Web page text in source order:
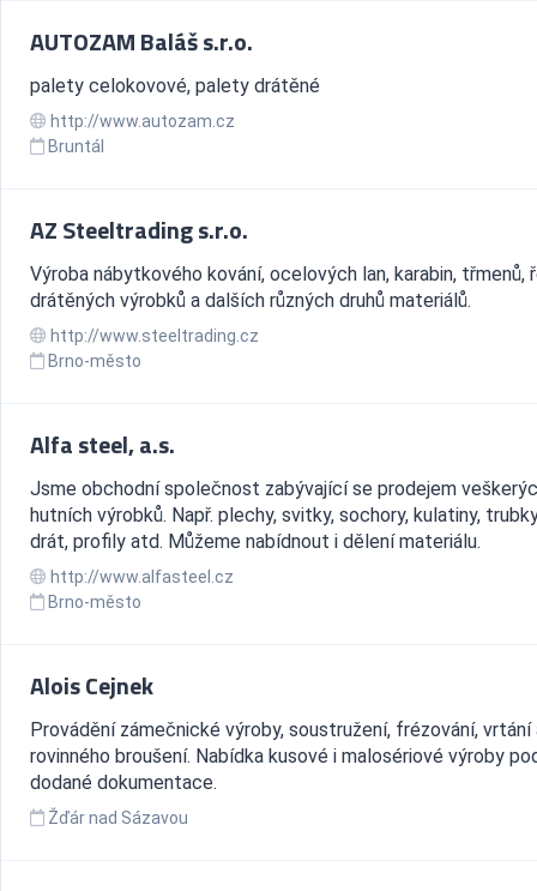
AUTOZAM Baláš s.r.o.
palety celokovové, palety drátěné
http://www.autozam.cz
Bruntál
AZ Steeltrading s.r.o.
Výroba nábytkového kování, ocelových lan, karabin, třmenů,
drátěných výrobků a dalších různých druhů materiálů.
http://www.steeltrading.cz
Brno-město
Alfa steel, a.s.
Jsme obchodní společnost zabývající se prodejem
hutních výrobků. Např. plechy, svitky, sochory, kulatiny,
drát, profily atd. Můžeme nabídnout i dělení materiálu.
http://www.alfasteel.cz
Brno-město
Alois Cejnek
Provádění zámečnické výroby, soustružení, frézování, vrtání
rovinného broušení. Nabídka kusové i malosériové výroby
dodané dokumentace.
Žďár nad Sázavou